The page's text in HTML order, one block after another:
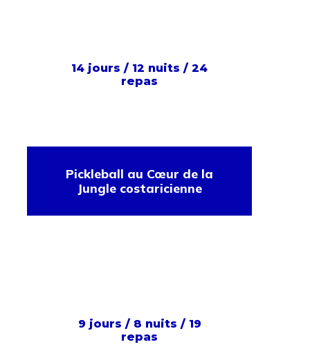
14 jours / 12 nuits / 24
repas
Pickleball au Cœur de la
Jungle costaricienne
9 jours / 8 nuits / 19
repas